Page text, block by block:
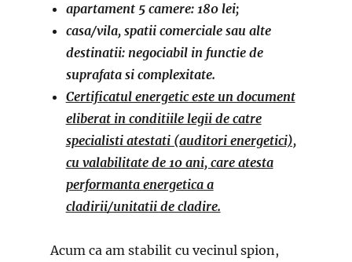
apartament 5 camere: 180 lei;
casa/vila, spatii comerciale sau alte
destinatii: negociabil in functie de
suprafata si complexitate.
Certificatul energetic este un document
eliberat in conditiile legii de catre
specialisti atestati (auditori energetici),
cu valabilitate de 10 ani, care atesta
performanta energetica a
cladirii/unitatii de cladire.
Acum ca am stabilit cu vecinul spion,